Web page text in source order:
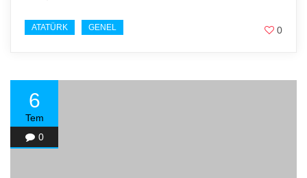
ATATÜRK GENEL 0
6
Tem
0